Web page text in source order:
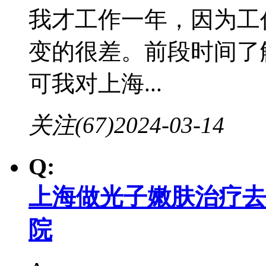
我才工作一年，因为
变的很差。前段时间
可我对上海...
关注(67)2024-03-14
Q:
上海做光子嫩肤治疗
院